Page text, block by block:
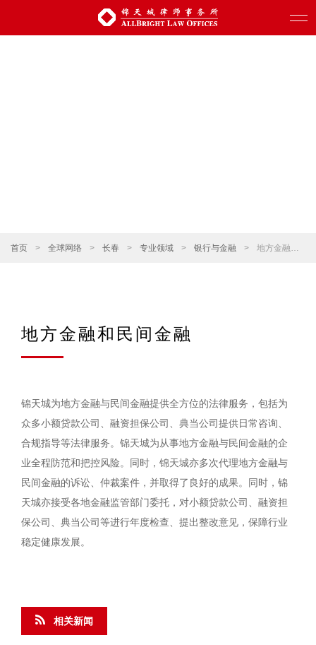
首页 > 全球网络 > 长春 > 专业领域 > 银行与金融 > 地方金融和民间金融
地方金融和民间金融
锦天城为地方金融与民间金融提供全方位的法律服务，包括为
众多小额贷款公司、融资担保公司、典当公司提供日常咨询、
合规指导等法律服务。锦天城为从事地方金融与民间金融的企
业全程防范和把控风险。同时，锦天城亦多次代理地方金融与
民间金融的诉讼、仲裁案件，并取得了良好的成果。同时，锦
天城亦接受各地金融监管部门委托，对小额贷款公司、融资担
保公司、典当公司等进行年度检查、提出整改意见，保障行业
稳定健康发展。
相关新闻